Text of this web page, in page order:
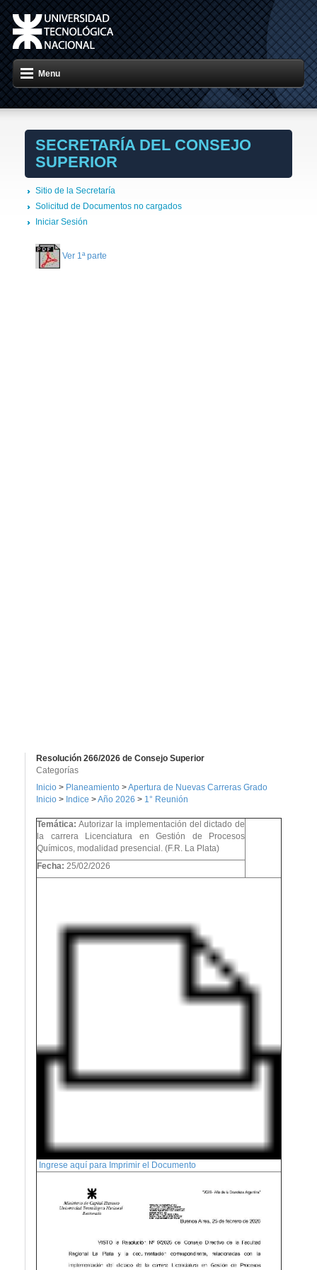
Menu
SECRETARÍA DEL CONSEJO
SUPERIOR
Sitio de la Secretaría
Solicitud de Documentos no cargados
Iniciar Sesión
Ver 1ª parte
Resolución 266/2026 de Consejo Superior
Categorías
Inicio > Planeamiento >Apertura de Nuevas Carreras Grado
Inicio > Indice >Año 2026 > 1° Reunión
Temática: Autorizar la implementación del dictado de
la carrera Licenciatura en Gestión de Procesos
Químicos, modalidad presencial. (F.R. La Plata)
Fecha: 25/02/2026
Ingrese aquí para Imprimir el Documento